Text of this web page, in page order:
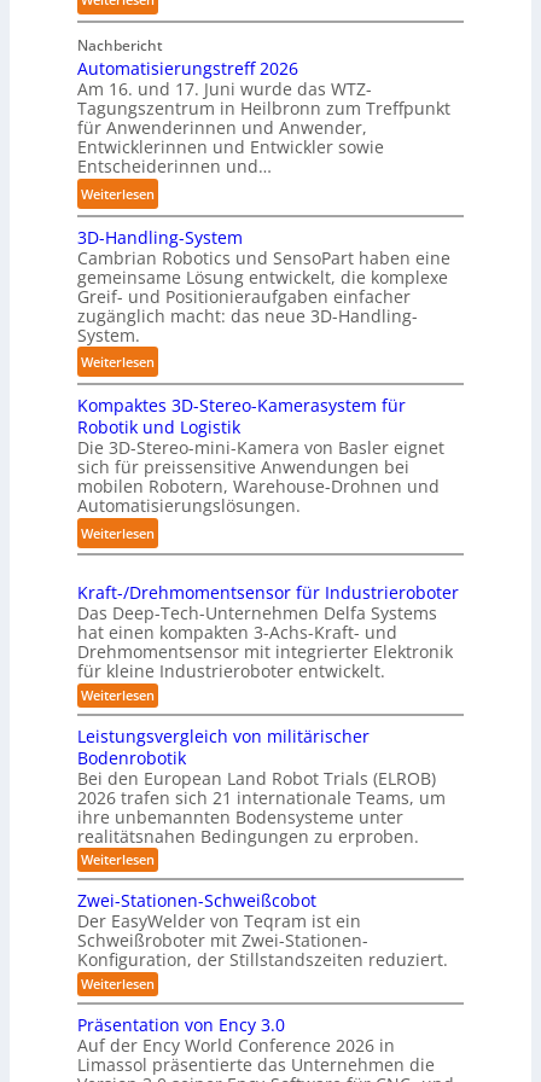
r
o
b
o
t
e
r
r
o
b
o
t
A
A
A
Z
ü
r
i
c
h
:
T
r
e
f
f
p
u
n
k
t
f
ü
r
p
a
x
s
n
a
h
e
A
u
t
o
m
a
t
i
s
i
e
r
u
n
Nachbericht
Automatisierungstreff 2026
Am 16. und 17. Juni wurde das WTZ-
Tagungszentrum in Heilbronn zum Treffpunkt
für Anwenderinnen und Anwender,
Entwicklerinnen und Entwickler sowie
Entscheiderinnen und…
Weiterlesen:
A
u
t
o
m
t
i
s
i
e
r
u
n
g
s
f
2
0
2
6
3D-Handling-System
Cambrian Robotics und SensoPart haben eine
gemeinsame Lösung entwickelt, die komplexe
Greif- und Positionieraufgaben einfacher
zugänglich macht: das neue 3D-Handling-
System.
Weiterlesen:
3
D
-
H
a
n
d
l
n
g
S
y
s
e
m
Kompaktes 3D-Stereo-Kamerasystem für
Robotik und Logistik
Die 3D-Stereo-mini-Kamera von Basler eignet
sich für preissensitive Anwendungen bei
mobilen Robotern, Warehouse-Drohnen und
Automatisierungslösungen.
Weiterlesen:
K
m
p
a
t
e
s
3
D
-
S
t
e
r
e
o
-
K
m
e
Kraft-/Drehmomentsensor für Industrieroboter
Das Deep-Tech-Unternehmen Delfa Systems
hat einen kompakten 3-Achs-Kraft- und
Drehmomentsensor mit integrierter Elektronik
für kleine Industrieroboter entwickelt.
Weiterlesen:
K
a
f
t
-
/
D
r
e
h
m
o
m
e
n
t
s
e
n
s
o
Leistungsvergleich von militärischer
Bodenrobotik
Bei den European Land Robot Trials (ELROB)
2026 trafen sich 21 internationale Teams, um
ihre unbemannten Bodensysteme unter
realitätsnahen Bedingungen zu erproben.
Weiterlesen:
L
e
i
s
t
u
n
g
s
v
e
r
g
Zwei-Stationen-Schweißcobot
Der EasyWelder von Teqram ist ein
Schweißroboter mit Zwei-Stationen-
Konfiguration, der Stillstandszeiten reduziert.
Weiterlesen:
Z
w
e
i
-
Präsentation von Ency 3.0
Auf der Ency World Conference 2026 in
Limassol präsentierte das Unternehmen die